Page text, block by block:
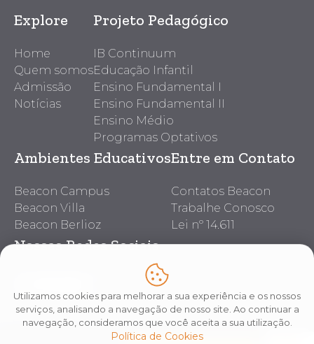
Explore
Home
Quem somos
Admissão
Notícias
Projeto Pedagógico
IB Continuum
Educação Infantil
Ensino Fundamental I
Ensino Fundamental II
Ensino Médio
Programas Optativos
Ambientes Educativos
Beacon Campus
Beacon Villa
Beacon Berlioz
Entre em Contato
Contatos Beacon
Trabalhe Conosco
Lei nº 14.611
Nossas Redes Sociais
Utilizamos cookies para melhorar a sua experiência e os nossos
serviços, analisando a navegação de nosso site. Ao continuar a
navegação, consideramos que você aceita a sua utilização.
Política de Cookies